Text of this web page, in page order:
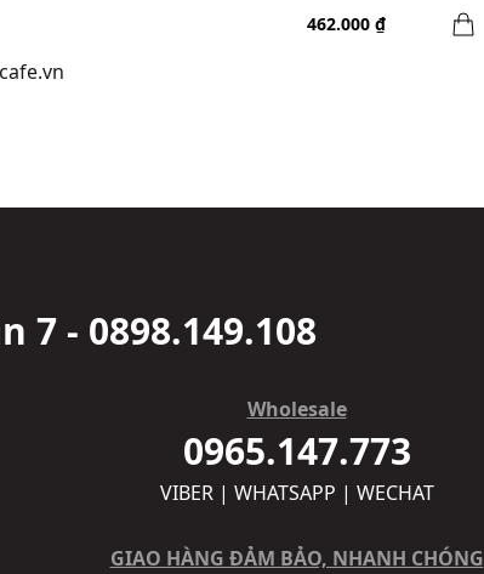
462.000 ₫
7 - 0898.149.108
Wholesale
0965.147.773
VIBER | WHATSAPP | WECHAT
GIAO HÀNG ĐẢM BẢO, NHANH CHÓNG